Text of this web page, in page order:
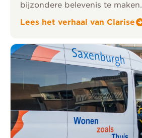
bijzondere belevenis te maken.
Lees het verhaal van Clarise